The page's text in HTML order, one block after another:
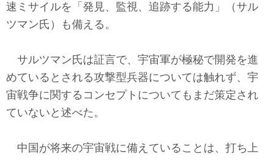
速ミサイルを「発見、監視、追跡する能力」（サル
ツマン氏）も備える。
サルツマン氏は証言で、宇宙軍が極秘で開発を進
めているとされる攻撃型兵器については触れず、宇
宙戦争に関するコンセプトについてもまだ策定され
ていないと述べた。
中国が将来の宇宙戦に備えていることは、打ち上